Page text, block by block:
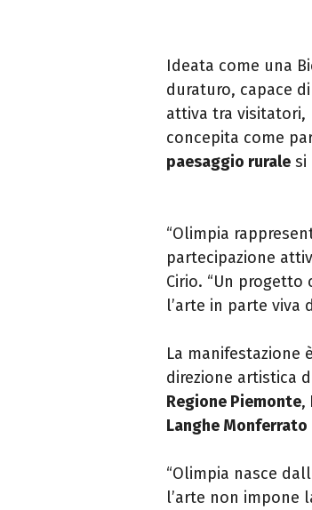
Ideata come una
duraturo, capace
attiva tra visitatori,
concepita come
paesaggio rurale si
“Olimpia
partecipazione
Cirio. “Un
l’arte in parte viva
La manifestazione
direzione artistica
Regione Piemonte,
Langhe Monferrato
“Olimpia nasce
l’arte non impone